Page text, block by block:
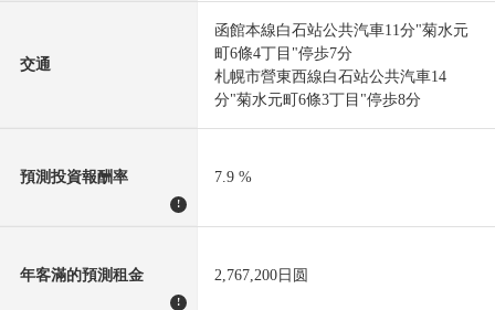
交通
函館本線白石站公共汽車11分"菊水元
町6條4丁目"停歩7分
札幌市營東西線白石站公共汽車14
分"菊水元町6條3丁目"停歩8分
預測投資報酬率
!
7.9 %
年客滿的預測租金
!
2,767,200日圆